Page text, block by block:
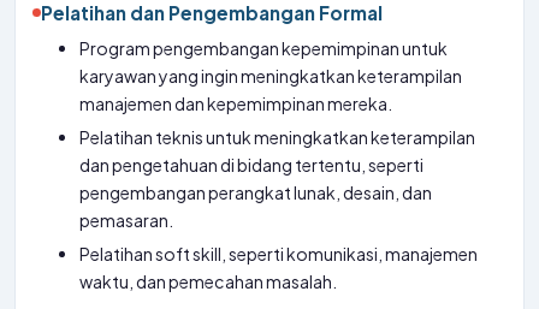
Pelatihan dan Pengembangan Formal
Program pengembangan kepemimpinan untuk
karyawan yang ingin meningkatkan keterampilan
manajemen dan kepemimpinan mereka.
Pelatihan teknis untuk meningkatkan keterampilan
dan pengetahuan di bidang tertentu, seperti
pengembangan perangkat lunak, desain, dan
pemasaran.
Pelatihan soft skill, seperti komunikasi, manajemen
waktu, dan pemecahan masalah.